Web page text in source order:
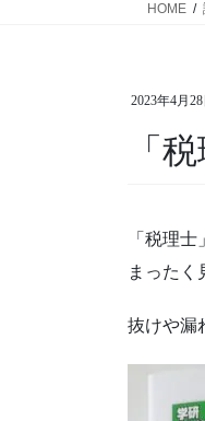
HOME
2023年4月28
「
「税理
まったく
抜けや漏